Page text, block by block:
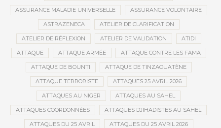
ASSURANCE MALADIE UNIVERSELLE ASSURANCE VOLONTAIRE
ASTRAZENECA ATELIER DE CLARIFICATION
ATELIER DE RÉFLEXION ATELIER DE VALIDATION ATIDI
ATTAQUE ATTAQUE ARMÉE ATTAQUE CONTRE LES FAMA
ATTAQUE DE BOUNTI ATTAQUE DE TINZAOUATÈNE
ATTAQUE TERRORISTE ATTAQUES 25 AVRIL 2026
ATTAQUES AU NIGER ATTAQUES AU SAHEL
ATTAQUES COORDONNÉES ATTAQUES DJIHADISTES AU SAHEL
ATTAQUES DU 25 AVRIL ATTAQUES DU 25 AVRIL 2026